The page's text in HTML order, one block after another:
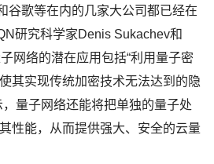
谷歌等在内的几家大公司都已经在
研究科学家Denis Sukachev和
网络的潜在应用包括“利用量子密
其实现传统加密技术无法达到的隐
量子网络还能将把单独的量子处
性能，从而提供强大、安全的云量